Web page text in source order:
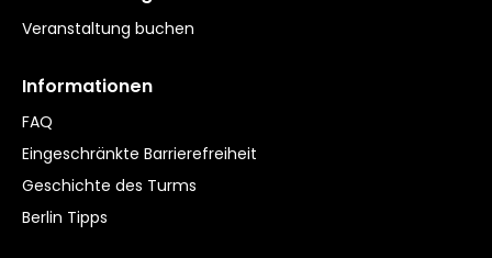
Veranstaltung buchen
Informationen
FAQ
Eingeschränkte Barrierefreiheit
Geschichte des Turms
Berlin Tipps